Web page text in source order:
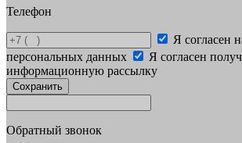
Телефон
Я согласен
персональных данных
Я согласен
информационную рассылку
Сохранить
Обратный звонок